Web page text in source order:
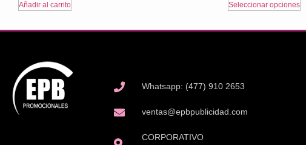
Añadir al carrito Seleccionar opciones
Whatsapp: (477) 910 2653
ventas@epbpublicidad.com
CORPORATIVO